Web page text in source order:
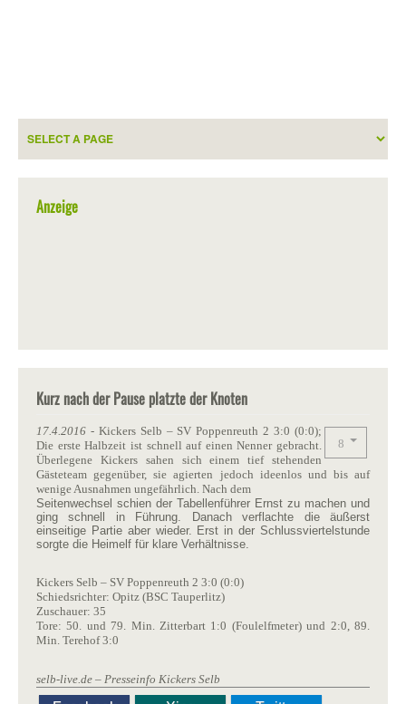
Anzeige
Kurz nach der Pause platzte der Knoten
17.4.2016 - Kickers Selb – SV Poppenreuth 2 3:0 (0:0);
Die erste Halbzeit ist schnell auf einen Nenner gebracht.
Überlegene Kickers sahen sich einem tief stehenden
Gästeteam gegenüber, sie agierten jedoch ideenlos und bis auf
wenige Ausnahmen ungefährlich. Nach dem
Seitenwechsel schien der Tabellenführer Ernst zu machen und
ging schnell in Führung. Danach verflachte die äußerst
einseitige Partie aber wieder. Erst in der Schlussviertelstunde
sorgte die Heimelf für klare Verhältnisse.
Kickers Selb – SV Poppenreuth 2 3:0 (0:0)
Schiedsrichter: Opitz (BSC Tauperlitz)
Zuschauer: 35
Tore: 50. und 79. Min. Zitterbart 1:0 (Foulelfmeter) und 2:0, 89.
Min. Terehof 3:0
selb-live.de – Presseinfo Kickers Selb